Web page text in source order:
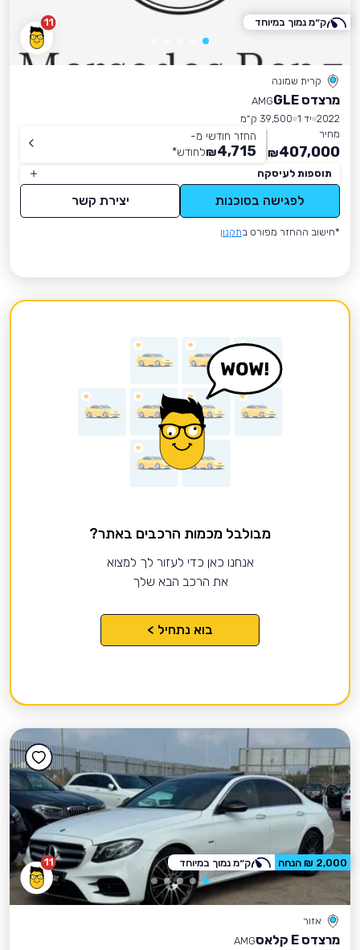
11
קרית שמונה
מרצדס GLE
AMG
2022 יד 1
39,500 ק״מ
מחיר
407,000
₪
החזר חודשי מ-
4,715
₪לחודש*
תוספות לעיסקה
לפגישה בסוכנות יצירת קשר
*חישוב ההחזר מפורט בתקנון
ק״מ נמוך במיוחד
מבולבל מכמות הרכבים באתר?
אנחנו כאן כדי לעזור לך למצוא
את הרכב הבא שלך
בוא נתחיל >
11
אזור
מרצדס E קלאס
AMG
2,000 ₪ הנחה ק״מ נמוך במיוחד